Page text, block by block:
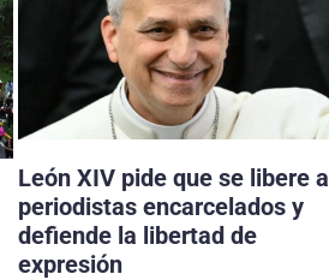
León XIV pide que se libere a
periodistas encarcelados y
defiende la libertad de
expresión